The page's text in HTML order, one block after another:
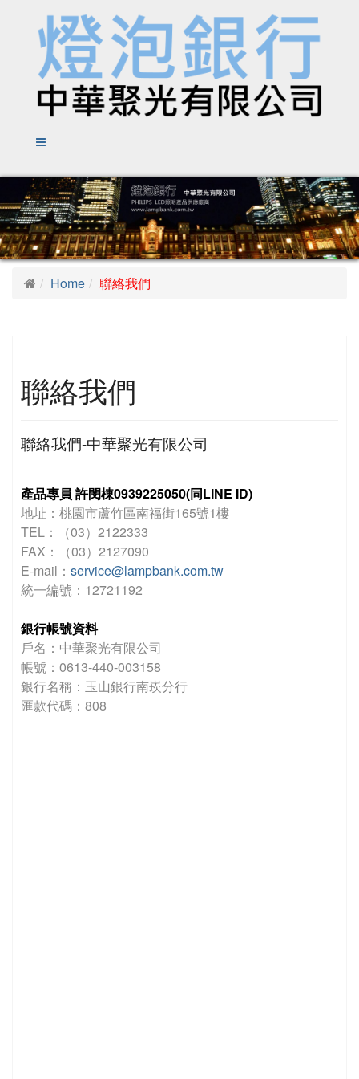
Home 聯絡我們
聯絡我們
聯絡我們-中華聚光有限公司
產品專員 許閔棟0939225050(同LINE ID)
地址：桃園市蘆竹區南福街165號1樓
TEL：（03）2122333
FAX：（03）2127090
E-mail： service@lampbank.com.tw
統一編號：12721192
銀行帳號資料
戶名：中華聚光有限公司
帳號：0613-440-003158
銀行名稱：玉山銀行南崁分行
匯款代碼：808